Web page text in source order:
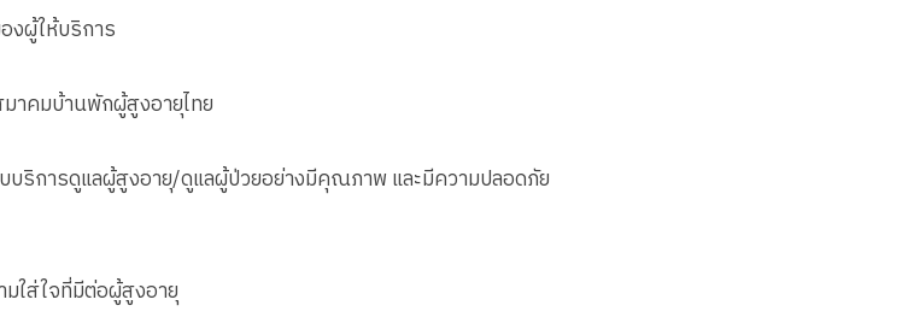
งผู้ให้บริการ
าคมบ้านพักผู้สูงอายุไทย
บริการดูแลผู้สูงอายุ/ดูแลผู้ป่วยอย่างมีคุณภาพ และมีความปลอดภัย
ใส่ใจที่มีต่อผู้สูงอายุ